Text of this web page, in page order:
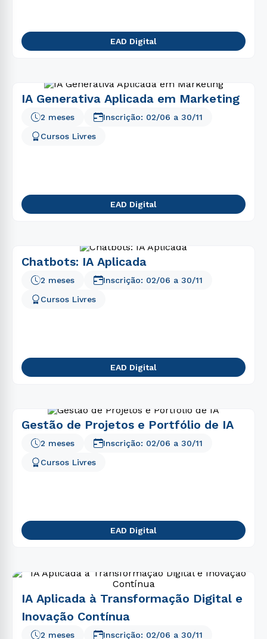
EAD Digital
IA Generativa Aplicada em Marketing
Cursos Livres
2 meses Inscrição: 02/06 a 30/11
EAD Digital
Chatbots: IA Aplicada
2 meses
Cursos Livres
Inscrição: 02/06 a 30/11
EAD Digital
Gestão de Projetos e Portfólio de IA
2 meses
Cursos Livres
Inscrição: 02/06 a 30/11
EAD Digital
IA Aplicada à Transformação Digital e
Inovação Contínua
2 meses Inscrição: 02/06 a 30/11